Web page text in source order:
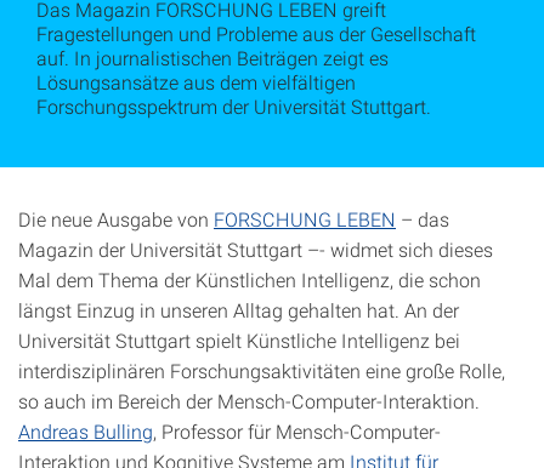
Das Magazin FORSCHUNG LEBEN greift
Fragestellungen und Probleme aus der Gesellschaft
auf. In journalistischen Beiträgen zeigt es
Lösungsansätze aus dem vielfältigen
Forschungsspektrum der Universität Stuttgart.
Die neue Ausgabe von FORSCHUNG LEBEN – das
Magazin der Universität Stuttgart –- widmet sich dieses
Mal dem Thema der Künstlichen Intelligenz, die schon
längst Einzug in unseren Alltag gehalten hat. An der
Universität Stuttgart spielt Künstliche Intelligenz bei
interdisziplinären Forschungsaktivitäten eine große Rolle,
so auch im Bereich der Mensch-Computer-Interaktion.
Andreas Bulling, Professor für Mensch-Computer-
Interaktion und Kognitive Systeme am Institut für